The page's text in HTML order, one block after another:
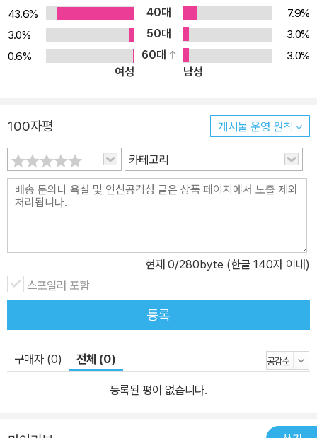
43.6%
40대
7.9%
3.0%
50대
3.0%
0.6%
60대
3.0%
여성
남성
100자평 게시물 운영 원칙
카테고리
현재 0/280byte (한글 140자 이내)
스포일러 포함
등록
구매자 (0) 전체 (0)
등록된 평이 없습니다.